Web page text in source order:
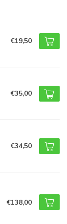
€19,50
€35,00
€34,50
€138,00